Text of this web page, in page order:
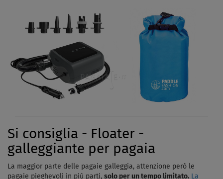
Si consiglia - Floater -
galleggiante per pagaia
La maggior parte delle pagaie galleggia, attenzione però le
pagaie pieghevoli in più parti, solo per un tempo limitato. La